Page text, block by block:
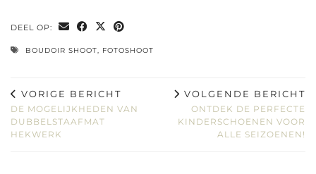
DEEL OP:
BOUDOIR SHOOT, FOTOSHOOT
VORIGE BERICHT
DE MOGELIJKHEDEN VAN
DUBBELSTAAFMAT
HEKWERK
VOLGENDE BERICHT
ONTDEK DE PERFECTE
KINDERSCHOENEN VOOR
ALLE SEIZOENEN!